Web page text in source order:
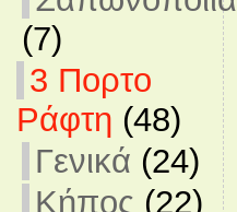
(7)
3 Πορτο
Ράφτη (48)
Γενικά (24)
Κήπος (22)